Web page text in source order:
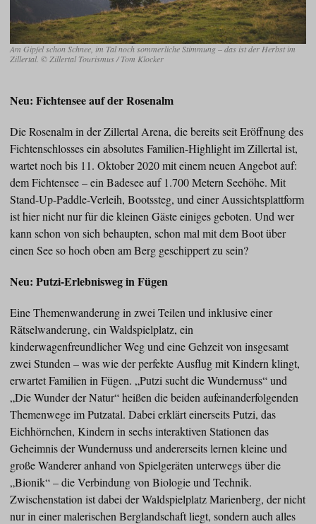
Am Gipfel schon Schnee, im Tal noch sommerliche Stimmung – das ist der Herbst im
Zillertal. © Zillertal Tourismus / Tom Klocker
Neu: Fichtensee auf der Rosenalm
Die Rosenalm in der Zillertal Arena, die bereits seit Eröffnung des
Fichtenschlosses ein absolutes Familien-Highlight im Zillertal ist,
wartet noch bis 11. Oktober 2020 mit einem neuen Angebot auf:
dem Fichtensee – ein Badesee auf 1.700 Metern Seehöhe. Mit
Stand-Up-Paddle-Verleih, Bootssteg, und einer Aussichtsplattform
ist hier nicht nur für die kleinen Gäste einiges geboten. Und wer
kann schon von sich behaupten, schon mal mit dem Boot über
einen See so hoch oben am Berg geschippert zu sein?
Neu: Putzi-Erlebnisweg in Fügen
Eine Themenwanderung in zwei Teilen und inklusive einer
Rätselwanderung, ein Waldspielplatz, ein
kinderwagenfreundlicher Weg und eine Gehzeit von insgesamt
zwei Stunden – was wie der perfekte Ausflug mit Kindern klingt,
erwartet Familien in Fügen. „Putzi sucht die Wundernuss“ und
„Die Wunder der Natur“ heißen die beiden aufeinanderfolgenden
Themenwege im Putzatal. Dabei erklärt einerseits Putzi, das
Eichhörnchen, Kindern in sechs interaktiven Stationen das
Geheimnis der Wundernuss und andererseits lernen kleine und
große Wanderer anhand von Spielgeräten unterwegs über die
„Bionik“ – die Verbindung von Biologie und Technik.
Zwischenstation ist dabei der Waldspielplatz Marienberg, der nicht
nur in einer malerischen Berglandschaft liegt, sondern auch alles